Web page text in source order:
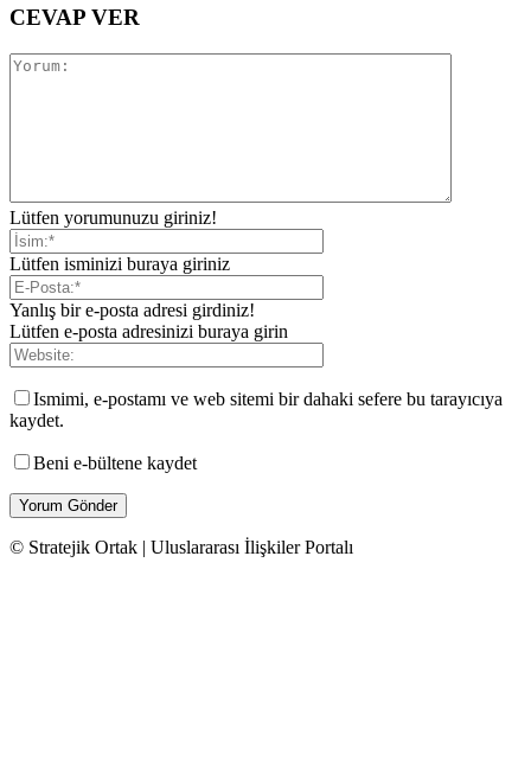
CEVAP VER
Lütfen yorumunuzu giriniz!
Lütfen isminizi buraya giriniz
Yanlış bir e-posta adresi girdiniz!
Lütfen e-posta adresinizi buraya girin
Ismimi, e-postamı ve web sitemi bir dahaki sefere bu tarayıcıya
kaydet.
Beni e-bültene kaydet
© Stratejik Ortak | Uluslararası İlişkiler Portalı